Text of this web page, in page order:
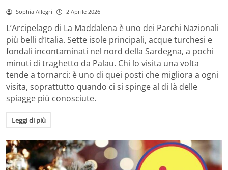
Sophia Allegri 2 Aprile 2026
L’Arcipelago di La Maddalena è uno dei Parchi Nazionali
più belli d’Italia. Sette isole principali, acque turchesi e
fondali incontaminati nel nord della Sardegna, a pochi
minuti di traghetto da Palau. Chi lo visita una volta
tende a tornarci: è uno di quei posti che migliora a ogni
visita, soprattutto quando ci si spinge al di là delle
spiagge più conosciute.
Leggi di più